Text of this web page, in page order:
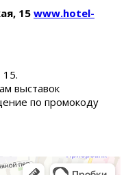
15 www.hotel-
15.
выставок
по промокоду